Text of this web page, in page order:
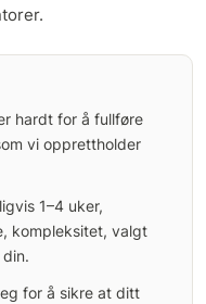
hardt for å fullføre
vi opprettholder
1–4 uker,
kompleksitet, valgt
for å sikre at ditt